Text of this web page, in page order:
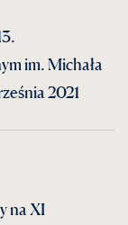
im. Michała
2021
na XI